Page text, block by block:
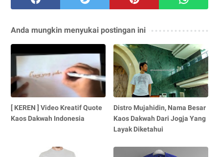
Anda mungkin menyukai postingan ini
[ KEREN ] Video Kreatif Quote
Kaos Dakwah Indonesia
Distro Mujahidin, Nama Besar
Kaos Dakwah Dari Jogja Yang
Layak Diketahui